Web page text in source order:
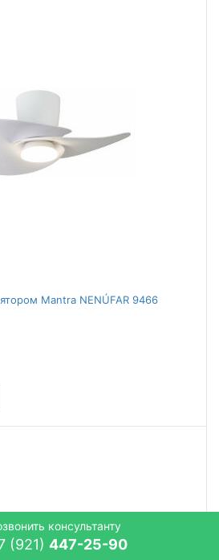
Mantra NENÚFAR 9466
консультанту
(921) 447-25-90